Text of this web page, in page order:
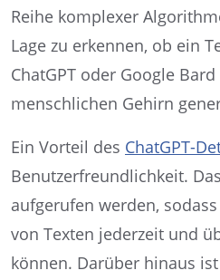
Reihe komplexer
Lage zu erkennen, ob ein
ChatGPT oder Google
menschlichen Gehirn
Ein Vorteil des ChatGPT-
Benutzerfreundlichkeit.
aufgerufen werden,
von Texten jederzeit und
können. Darüber hinaus